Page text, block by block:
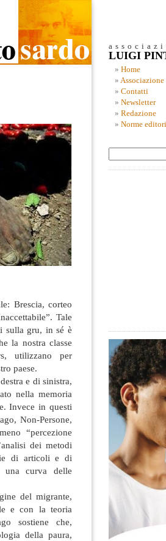
Brescia, corteo
Tale
sulla gru, in sé è
la nostra classe
utilizzano per
paese.
e di sinistra,
nella memoria
Invece in questi
Non-Persone,
“percezione
dei metodi
di articoli e di
una curva delle
del migrante,
e con la teoria
sostiene che,
della paura,
LUIGI
Home
Associazione
Contatti
Newsletter
Redazione
Norme